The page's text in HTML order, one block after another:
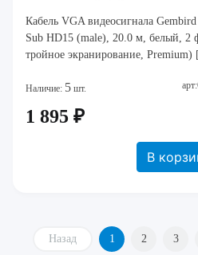
Кабель VGA видеосигнала
Sub HD15 (male), 20.0 м, белый, 2
тройное экранирование,
Наличие: 5 шт.
1 895 ₽
В
Назад 1 2 3